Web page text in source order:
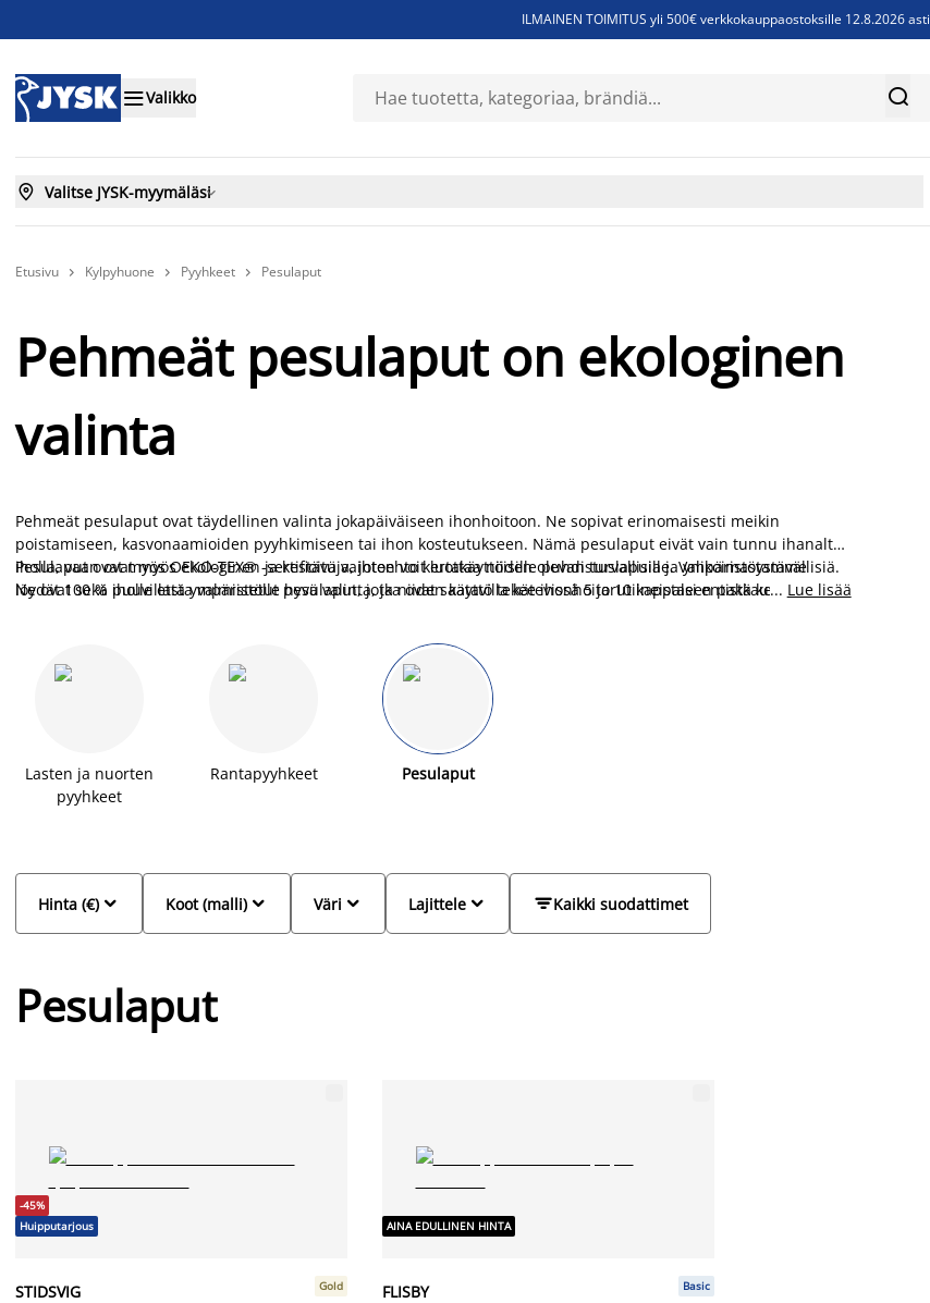
ILMAINEN TOIMITUS yli 500€ verkkokauppaostoksille 12.8.2026 asti
Sijauspatjoja - Säästä jopa 60%
Valikko 
 Valitse JYSK-myymäläsi
Etusivu  Kylpyhuone  Pyyhkeet  Pesulaput
Pehmeät pesulaput on ekologinen
valinta
Pehmeät pesulaput ovat täydellinen valinta jokapäiväiseen ihonhoitoon. Ne sopivat erinomaisesti meikin
poistamiseen, kasvonaamioiden pyyhkimiseen tai ihon kosteutukseen. Nämä pesulaput eivät vain tunnu ihanalta
iholla, vaan ovat myös ekologinen ja kestävä vaihtoehto kertakäyttöisille puhdistuslapuille. Valikoimastamme
löydät 100 % puuvillasta valmistetut pesulaput, jotka ovat saatavilla kätevissä 5 ja 10 kappaleen pakkauksissa –
Pesulaput ovat myös OEKO-TEX® -sertifioituja, joten voit luottaa niiden olevan turvallisia ja ympäristöystävällisiä.
Ne ovat sekä iholle että ympäristölle hyvä valinta, ja niiden käyttö tekee ihonhoitorutiineistasi entistä kestävämpiä
... Lue lisää
Lasten ja nuorten
pyyhkeet
Rantapyyhkeet Pesulaput

Hinta (€) 
Koot (malli) 
Väri Kaikki suodattimet

Lajittele
Pesulaput
-45%
Huipputarjous
STIDSVIG
Gold
AINA EDULLINEN HINTA
FLISBY
Basic